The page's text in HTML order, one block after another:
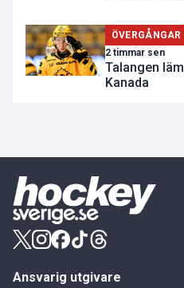
ÖVERGÅNGAR
2 timmar sen
Talangen
Kanada
Ansvarig utgivare